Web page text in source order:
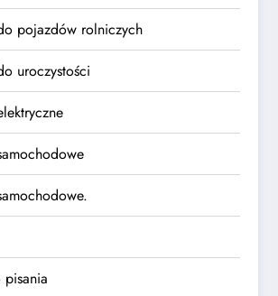
pojazdów rolniczych
uroczystości
pisania